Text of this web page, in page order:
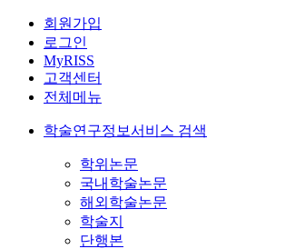
회원가입
로그인
MyRISS
고객센터
전체메뉴
학술연구정보서비스 검색
학위논문
국내학술논문
해외학술논문
학술지
단행본